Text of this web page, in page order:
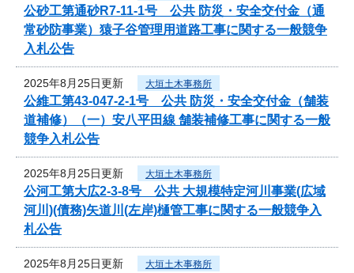
公砂工第通砂R7-11-1号 公共 防災・安全交付金（通
常砂防事業）猿子谷管理用道路工事に関する一般競争
入札公告
2025年8月25日更新 大垣土木事務所
公維工第43-047-2-1号 公共 防災・安全交付金（舗装
道補修）（一）安八平田線 舗装補修工事に関する一般
競争入札公告
2025年8月25日更新 大垣土木事務所
公河工第大広2-3-8号 公共 大規模特定河川事業(広域
河川)(債務)矢道川(左岸)樋管工事に関する一般競争入
札公告
2025年8月25日更新 大垣土木事務所